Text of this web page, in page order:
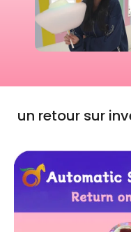
un retour sur